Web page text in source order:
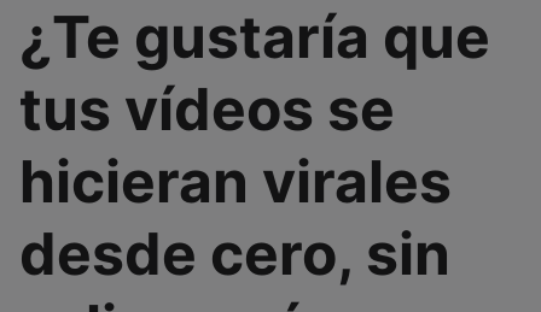
¿Te gustaría que
tus vídeos se
hicieran virales
desde cero, sin